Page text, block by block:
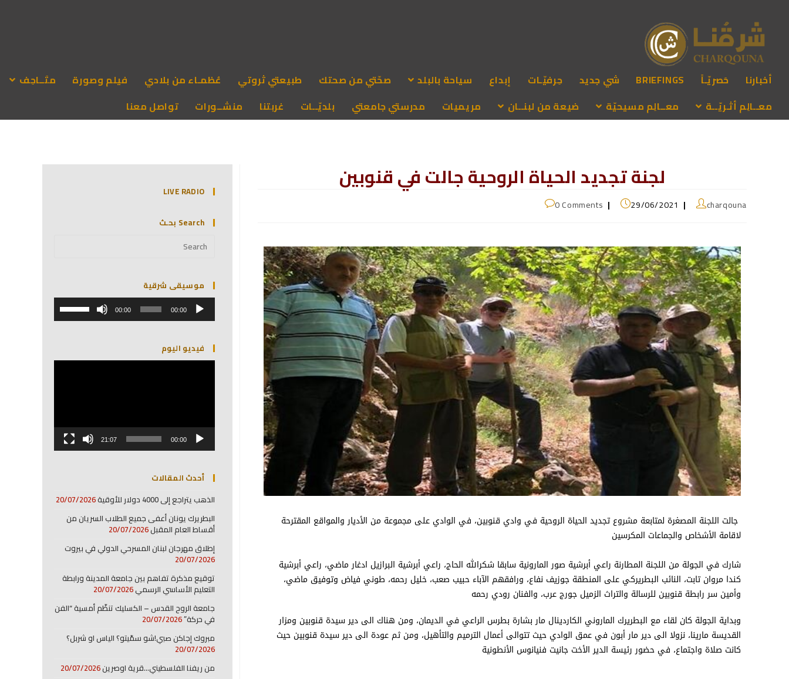
أخبارنا حَصريّـاً BRIEFINGS شي جديد حِرفيّـات إبداع سياحة بالبلد صحّتي من صحتك طبيعتي ثروتي عُظمـاء من بلادي فيلم وصورة
متَــاحِف
معــالِم أثـريّــة
معــالِم مسيحيّة ضيعة من لبنــان مريميات مدرستي جامعتي بلديّــات غربتنا منشــورات تواصل معنا
لجنة تجديد الحياة الروحية جالت في قنوبين
charqouna
29/06/2021
0 Comments
جالت اللجنة المصغرة لمتابعة مشروع تجديد الحياة الروحية في وادي قنوبين، في الوادي على مجموعة من الأديار والمواقع المقترحة
لاقامة الأشخاص والجماعات المكرسين
شارك في الجولة من اللجنة المطارنة راعي أبرشية صور المارونية سابقا شكرالله الحاج، راعي أبرشية البرازيل ادغار ماضي، راعي أبرشية
كندا مروان تابت، النائب البطريركي على المنطقة جوزيف نفاع، ورافقهم الآباء حبيب صعب، خليل رحمه، طوني فياض وتوفيق ماضي،
وأمين سر رابطة قنوبين للرسالة والتراث الزميل جورج عرب، والفنان رودي رحمه
وبداية الجولة كان لقاء مع البطريرك الماروني الكاردينال مار بشارة بطرس الراعي في الديمان، ومن هناك الى دير سيدة قنوبين ومزار
القديسة مارينا، نزولا الى دير مار أبون في عمق الوادي حيث تتوالى أعمال الترميم والتأهيل، ومن ثم عودة الى دير سيدة قنوبين حيث
كانت صلاة واجتماع، في حضور رئيسة الدير الأخت جانيت فنيانوس الأنطونية
LIVE RADIO
Search بحـث
موسيقى شرقية
مشغل
الصوت 00:00
00:00
مفاتيح
لزيادة
فيديو اليوم
مشغل
00:00
21:07
أحدث المقالات
الذهب يتراجع إلى 4000 دولار للأوقية
20/07/2026
البطريرك يونان أعفى جميع الطلاب السريان من
أقساط العام المقبل20/07/2026
إطلاق مهرجان لبنان المسرحي الدولي في بيروت
20/07/2026
توقيع مذكرة تفاهم بين جامعة المدينة ورابطة
التعليم الأساسي الرسمي20/07/2026
جامعة الروح القدس – الكسليك تنظّم أمسية “الفن
في حركة”20/07/2026
مبروك إجاكن صبي!شو سمّيتو؟ الياس او شربل؟
20/07/2026
من ريفنا الفلسطيني…قرية اوصرين20/07/2026